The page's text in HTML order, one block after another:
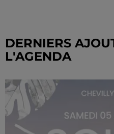
DERNIERS
L'AGENDA